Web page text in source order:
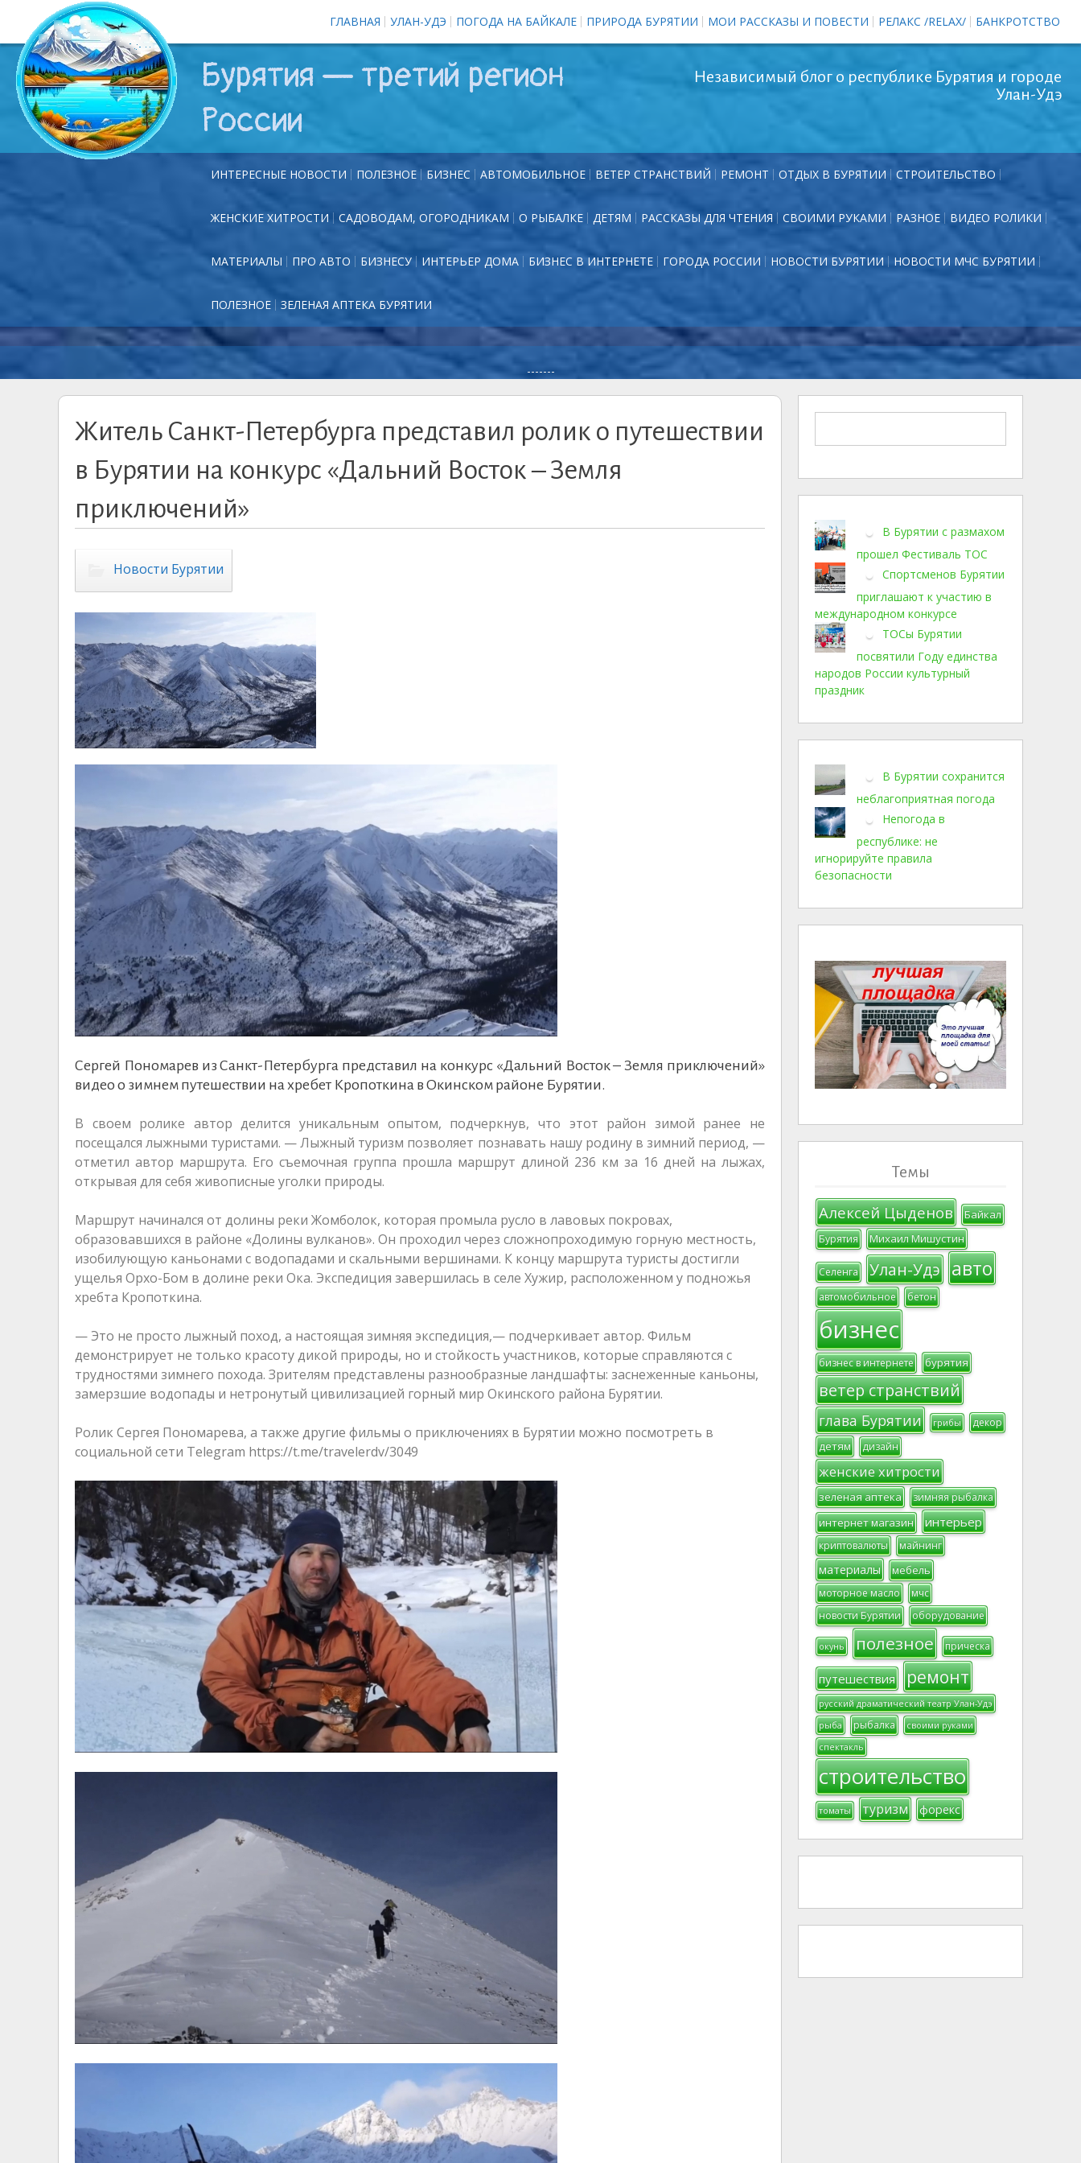
ГЛАВНАЯ УЛАН-УДЭ ПОГОДА НА БАЙКАЛЕ ПРИРОДА БУРЯТИИ МОИ РАССКАЗЫ И ПОВЕСТИ РЕЛАКС /RELAX/ БАНКРОТСТВО
Бурятия — третий регион
России
Независимый блог о республике Бурятия и городе
Улан-Удэ
ИНТЕРЕСНЫЕ НОВОСТИ ПОЛЕЗНОЕ БИЗНЕС АВТОМОБИЛЬНОЕ ВЕТЕР СТРАНСТВИЙ РЕМОНТ ОТДЫХ В БУРЯТИИ СТРОИТЕЛЬСТВО
ЖЕНСКИЕ ХИТРОСТИ САДОВОДАМ, ОГОРОДНИКАМ О РЫБАЛКЕ ДЕТЯМ РАССКАЗЫ ДЛЯ ЧТЕНИЯ СВОИМИ РУКАМИ РАЗНОЕ ВИДЕО РОЛИКИ
МАТЕРИАЛЫ ПРО АВТО БИЗНЕСУ ИНТЕРЬЕР ДОМА БИЗНЕС В ИНТЕРНЕТЕ ГОРОДА РОССИИ НОВОСТИ БУРЯТИИ НОВОСТИ МЧС БУРЯТИИ
ПОЛЕЗНОЕ ЗЕЛЕНАЯ АПТЕКА БУРЯТИИ
-------
Житель Санкт-Петербурга представил ролик о путешествии
в Бурятии на конкурс «Дальний Восток – Земля
приключений»
Новости Бурятии
Сергей Пономарев из Санкт-Петербурга представил на конкурс «Дальний Восток – Земля приключений»
видео о зимнем путешествии на хребет Кропоткина в Окинском районе Бурятии.
В своем ролике автор делится уникальным опытом, подчеркнув, что этот район зимой ранее не
посещался лыжными туристами. — Лыжный туризм позволяет познавать нашу родину в зимний период, —
отметил автор маршрута. Его съемочная группа прошла маршрут длиной 236 км за 16 дней на лыжах,
открывая для себя живописные уголки природы.
Маршрут начинался от долины реки Жомболок, которая промыла русло в лавовых покровах,
образовавшихся в районе «Долины вулканов». Он проходил через сложнопроходимую горную местность,
изобилующую каньонами с водопадами и скальными вершинами. К концу маршрута туристы достигли
ущелья Орхо-Бом в долине реки Ока. Экспедиция завершилась в селе Хужир, расположенном у подножья
хребта Кропоткина.
— Это не просто лыжный поход, а настоящая зимняя экспедиция,— подчеркивает автор. Фильм
демонстрирует не только красоту дикой природы, но и стойкость участников, которые справляются с
трудностями зимнего похода. Зрителям представлены разнообразные ландшафты: заснеженные каньоны,
замерзшие водопады и нетронутый цивилизацией горный мир Окинского района Бурятии.
Ролик Сергея Пономарева, а также другие фильмы о приключениях в Бурятии можно посмотреть в
социальной сети Telegram https://t.me/travelerdv/3049
В Бурятии с размахом
прошел Фестиваль ТОС
Спортсменов Бурятии
приглашают к участию в
международном конкурсе
ТОСы Бурятии
посвятили Году единства
народов России культурный
праздник
В Бурятии сохранится
неблагоприятная погода
Непогода в
республике: не
игнорируйте правила
безопасности
Темы
Алексей Цыденов Байкал
Бурятия Михаил Мишустин
Селенга Улан-Удэ авто
автомобильное бетон
бизнес
бизнес в интернете бурятия
ветер странствий
глава Бурятии грибы декор
детям дизайн
женские хитрости
зеленая аптека зимняя рыбалка
интернет магазин интерьер
криптовалюты майнинг
материалы мебель
моторное масло
мчс
новости Бурятии
оборудование
окунь полезное прическа
путешествия ремонт
русский драматический театр Улан-Удэ
рыба
рыбалка
своими руками
спектакль
строительство
томаты туризм форекс